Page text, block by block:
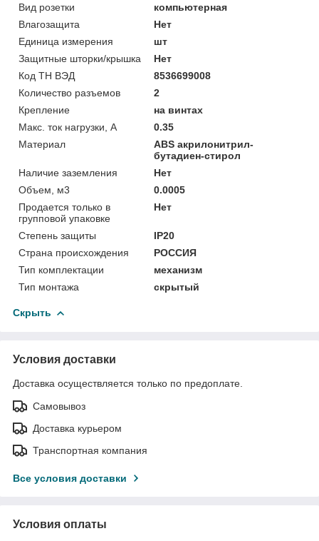
Вид розетки
компьютерная
Влагозащита
Нет
Единица измерения
шт
Защитные шторки/крышка
Нет
Код ТН ВЭД
8536699008
Количество разъемов
2
Крепление
на винтах
Макс. ток нагрузки, А
0.35
Материал
ABS акрилонитрил-
бутадиен-стирол
Наличие заземления
Нет
Объем, м3
0.0005
Продается только в
групповой упаковке
Нет
Степень защиты
IP20
Страна происхождения
РОССИЯ
Тип комплектации
механизм
Тип монтажа
скрытый
Скрыть
Условия доставки
Доставка осуществляется только по предоплате.
Самовывоз
Доставка курьером
Транспортная компания
Все условия доставки
Условия оплаты